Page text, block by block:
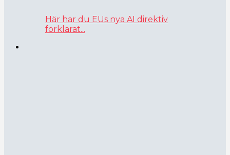
Här har du EUs nya AI direktiv
förklarat...